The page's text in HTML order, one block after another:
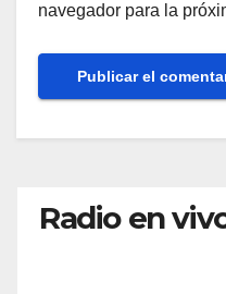
navegador para la
Radio en